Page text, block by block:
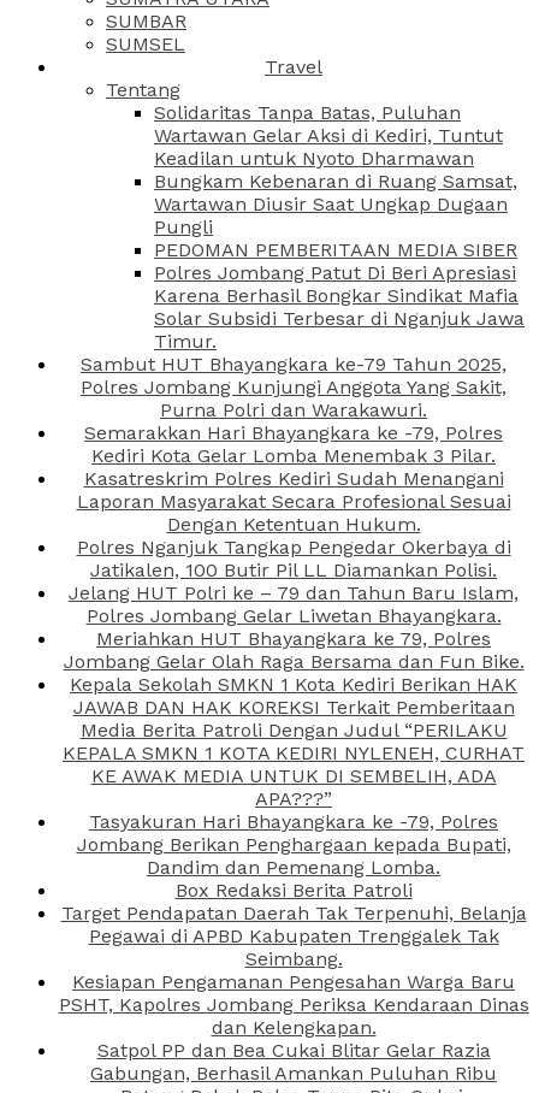
SUMBAR
SUMSEL
Travel
Tentang
Solidaritas Tanpa Batas, Puluhan
Wartawan Gelar Aksi di Kediri, Tuntut
Keadilan untuk Nyoto Dharmawan
Bungkam Kebenaran di Ruang Samsat,
Wartawan Diusir Saat Ungkap Dugaan
Pungli
PEDOMAN PEMBERITAAN MEDIA SIBER
Polres Jombang Patut Di Beri Apresiasi
Karena Berhasil Bongkar Sindikat Mafia
Solar Subsidi Terbesar di Nganjuk Jawa
Timur.
Sambut HUT Bhayangkara ke-79 Tahun 2025,
Polres Jombang Kunjungi Anggota Yang Sakit,
Purna Polri dan Warakawuri.
Semarakkan Hari Bhayangkara ke -79, Polres
Kediri Kota Gelar Lomba Menembak 3 Pilar.
Kasatreskrim Polres Kediri Sudah Menangani
Laporan Masyarakat Secara Profesional Sesuai
Dengan Ketentuan Hukum.
Polres Nganjuk Tangkap Pengedar Okerbaya di
Jatikalen, 100 Butir Pil LL Diamankan Polisi.
Jelang HUT Polri ke – 79 dan Tahun Baru Islam,
Polres Jombang Gelar Liwetan Bhayangkara.
Meriahkan HUT Bhayangkara ke 79, Polres
Jombang Gelar Olah Raga Bersama dan Fun Bike.
Kepala Sekolah SMKN 1 Kota Kediri Berikan HAK
JAWAB DAN HAK KOREKSI Terkait Pemberitaan
Media Berita Patroli Dengan Judul “PERILAKU
KEPALA SMKN 1 KOTA KEDIRI NYLENEH, CURHAT
KE AWAK MEDIA UNTUK DI SEMBELIH, ADA
APA???”
Tasyakuran Hari Bhayangkara ke -79, Polres
Jombang Berikan Penghargaan kepada Bupati,
Dandim dan Pemenang Lomba.
Box Redaksi Berita Patroli
Target Pendapatan Daerah Tak Terpenuhi, Belanja
Pegawai di APBD Kabupaten Trenggalek Tak
Seimbang.
Kesiapan Pengamanan Pengesahan Warga Baru
PSHT, Kapolres Jombang Periksa Kendaraan Dinas
dan Kelengkapan.
Satpol PP dan Bea Cukai Blitar Gelar Razia
Gabungan, Berhasil Amankan Puluhan Ribu